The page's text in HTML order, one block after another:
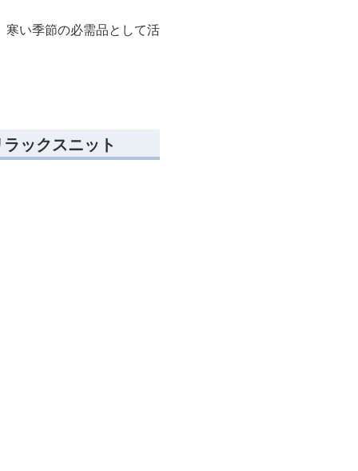
寒い季節の必需品として活
ックスニット